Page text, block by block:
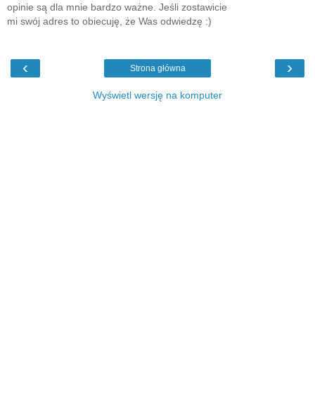
opinie są dla mnie bardzo ważne. Jeśli zostawicie
mi swój adres to obiecuję, że Was odwiedzę :)
‹ ›
Strona główna
Wyświetl wersję na komputer